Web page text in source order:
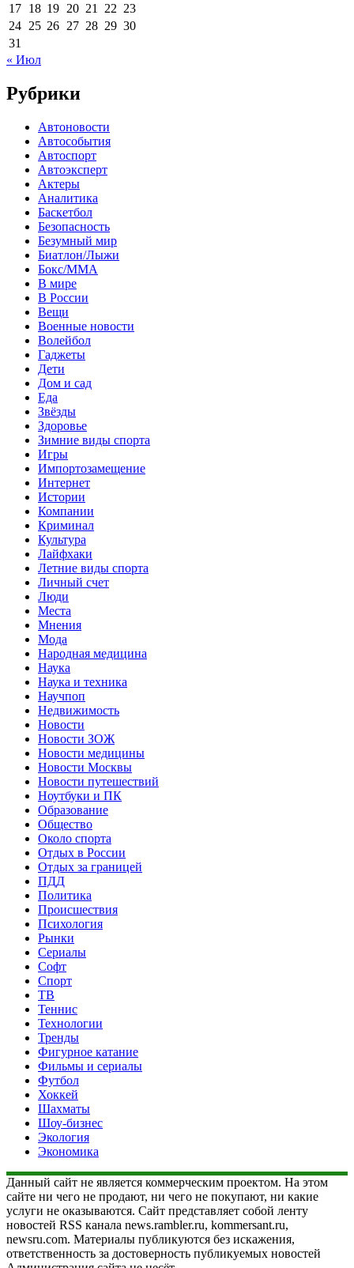
17 18 19 20 21 22 23
24 25 26 27 28 29 30
31
« Июл
Рубрики
Автоновости
Автособытия
Автоспорт
Автоэксперт
Актеры
Аналитика
Баскетбол
Безопасность
Безумный мир
Биатлон/Лыжи
Бокс/MMA
В мире
В России
Вещи
Военные новости
Волейбол
Гаджеты
Дети
Дом и сад
Еда
Звёзды
Здоровье
Зимние виды спорта
Игры
Импортозамещение
Интернет
Истории
Компании
Криминал
Культура
Лайфхаки
Летние виды спорта
Личный счет
Люди
Места
Мнения
Мода
Народная медицина
Наука
Наука и техника
Научпоп
Недвижимость
Новости
Новости ЗОЖ
Новости медицины
Новости Москвы
Новости путешествий
Ноутбуки и ПК
Образование
Общество
Около спорта
Отдых в России
Отдых за границей
ПДД
Политика
Происшествия
Психология
Рынки
Сериалы
Софт
Спорт
ТВ
Теннис
Технологии
Тренды
Фигурное катание
Фильмы и сериалы
Футбол
Хоккей
Шахматы
Шоу-бизнес
Экология
Экономика
Данный сайт не является коммерческим проектом. На этом
сайте ни чего не продают, ни чего не покупают, ни какие
услуги не оказываются. Сайт представляет собой ленту
новостей RSS канала news.rambler.ru, kommersant.ru,
newsru.com. Материалы публикуются без искажения,
ответственность за достоверность публикуемых новостей